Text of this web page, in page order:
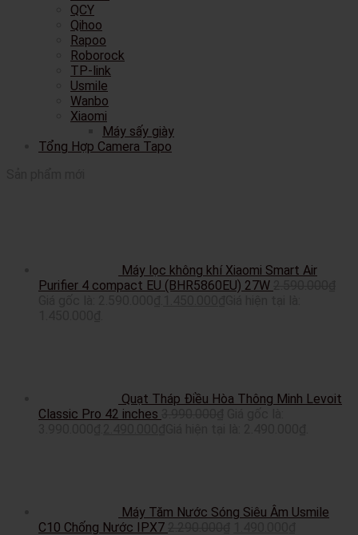
QCY
Qihoo
Rapoo
Roborock
TP-link
Usmile
Wanbo
Xiaomi
Máy sấy giày
Tổng Hợp Camera Tapo
Máy lọc không khí Xiaomi Smart Air
Purifier 4 compact EU (BHR5860EU) 27W
Quạt Tháp Điều Hòa Thông Minh Levoit
Classic Pro 42 inches
Máy Tăm Nước Sóng Siêu Âm Usmile
C10 Chống Nước IPX7